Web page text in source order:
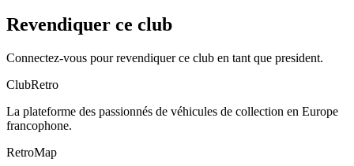
Revendiquer ce club
Connectez-vous pour revendiquer ce club en tant que president.
ClubRetro
La plateforme des passionnés de véhicules de collection en Europe
francophone.
RetroMap